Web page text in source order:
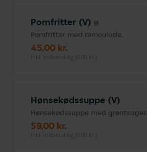
Pomfritter (V)
Pomfritter med remoulade.
45,00 kr.
inkl. indbetaling (0,00 kr.)
Hønsekødssuppe (V)
Hønsekødssuppe med grøntsager.
59,00 kr.
inkl. indbetaling (0,00 kr.)